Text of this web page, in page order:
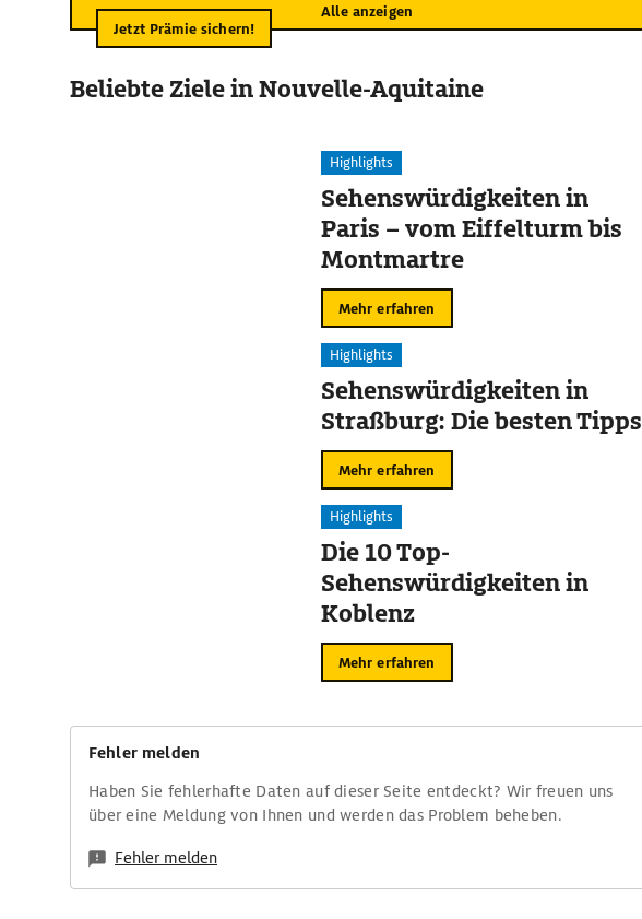
Alle anzeigen
Jetzt Prämie sichern!
Beliebte Ziele in Nouvelle-Aquitaine
Highlights
Sehenswürdigkeiten in
Paris – vom Eiffelturm bis
Montmartre
Mehr erfahren
Highlights
Sehenswürdigkeiten in
Straßburg: Die besten Tipps
Mehr erfahren
Highlights
Die 10 Top-
Sehenswürdigkeiten in
Koblenz
Mehr erfahren
Fehler melden
Haben Sie fehlerhafte Daten auf dieser Seite entdeckt? Wir freuen uns
über eine Meldung von Ihnen und werden das Problem beheben.
Fehler melden